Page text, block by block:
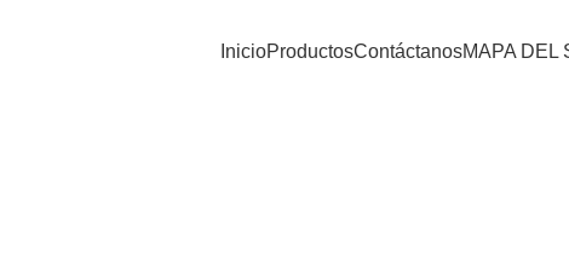
InicioProductosContáctanosMAPA DEL